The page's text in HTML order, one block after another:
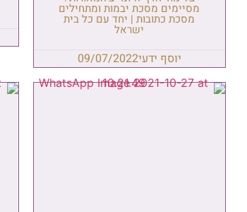
מסיימים מסכת יבמות ומתחילים
מסכת כתובות | יחד עם כל בית
ישראל
יוסף ידעי09/07/2022